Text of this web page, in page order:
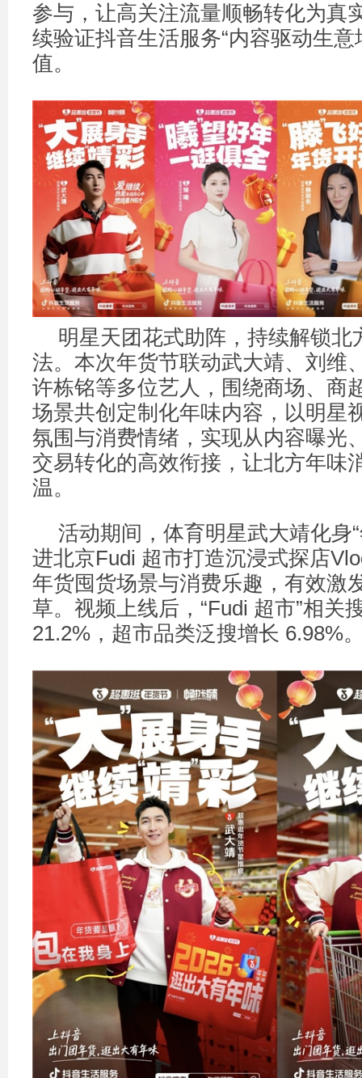
参与，让高关注流量顺畅转化为真
续验证抖音生活服务“内容驱动生意
值。
明星天团花式助阵，持续解锁北
法。本次年货节联动武大靖、刘维
许栋铭等多位艺人，围绕商场、商
场景共创定制化年味内容，以明星
氛围与消费情绪，实现从内容曝光
交易转化的高效衔接，让北方年味
温。
活动期间，体育明星武大靖化身
进北京Fudi 超市打造沉浸式探店
年货囤货场景与消费乐趣，有效激
草。视频上线后，“Fudi 超市”相关
21.2%，超市品类泛搜增长 6.98%